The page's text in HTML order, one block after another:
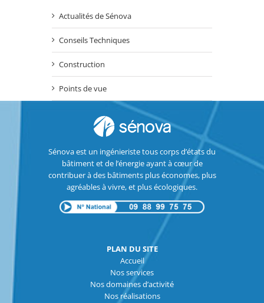
Actualités de Sénova
Conseils Techniques
Construction
Points de vue
Sénova est un ingénieriste tous corps d’états du
bâtiment et de l’énergie ayant à cœur de
contribuer à des bâtiments plus économes, plus
agréables à vivre, et plus écologiques.
PLAN DU SITE
Accueil
Nos services
Nos domaines d’activité
Nos réalisations